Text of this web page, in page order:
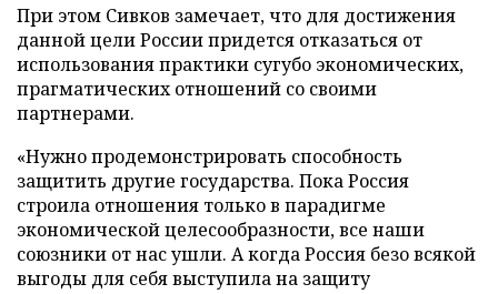
При этом Сивков замечает, что для достижения
данной цели России придется отказаться от
использования практики сугубо экономических,
прагматических отношений со своими
партнерами.
«Нужно продемонстрировать способность
защитить другие государства. Пока Россия
строила отношения только в парадигме
экономической целесообразности, все наши
союзники от нас ушли. А когда Россия безо всякой
выгоды для себя выступила на защиту